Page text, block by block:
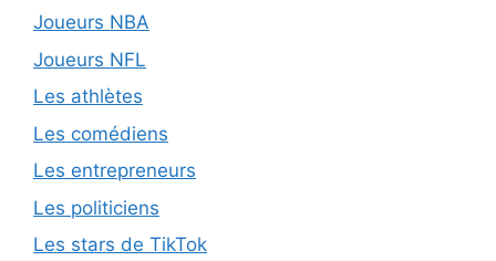
Joueurs NBA
Joueurs NFL
Les athlètes
Les comédiens
Les entrepreneurs
Les politiciens
Les stars de TikTok